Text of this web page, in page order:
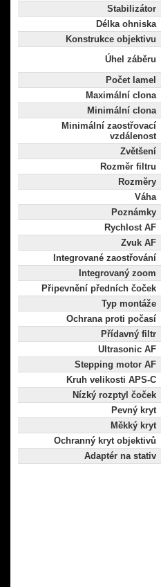
Stabilizátor
Délka ohniska
Konstrukce objektivu
Úhel záběru
Počet lamel
Maximální clona
Minimální clona
Minimální zaostřovací
vzdálenost
Zvětšení
Rozměr filtru
Rozměry
Váha
Poznámky
Rychlost AF
Zvuk AF
Integrované zaostřování
Integrovaný zoom
Připevnění předních čoček
Typ montáže
Ochrana proti počasí
Přídavný filtr
Ultrasonic AF
Stepping motor AF
Kruh velikosti APS-C
Nízký rozptyl čoček
Pevný kryt
Měkký kryt
Ochranný kryt objektivů
Adaptér na stativ